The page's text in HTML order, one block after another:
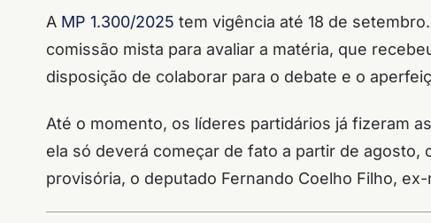
A MP 1.300/2025 tem vigência até 18 de
comissão mista para avaliar a matéria, que
disposição de colaborar para o debate e o
Até o momento, os líderes partidários já fizeram
ela só deverá começar de fato a partir de
provisória, o deputado Fernando Coelho Filho,